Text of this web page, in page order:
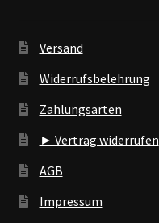
Versand
Widerrufsbelehrung
Zahlungsarten
► Vertrag widerrufen
AGB
Impressum